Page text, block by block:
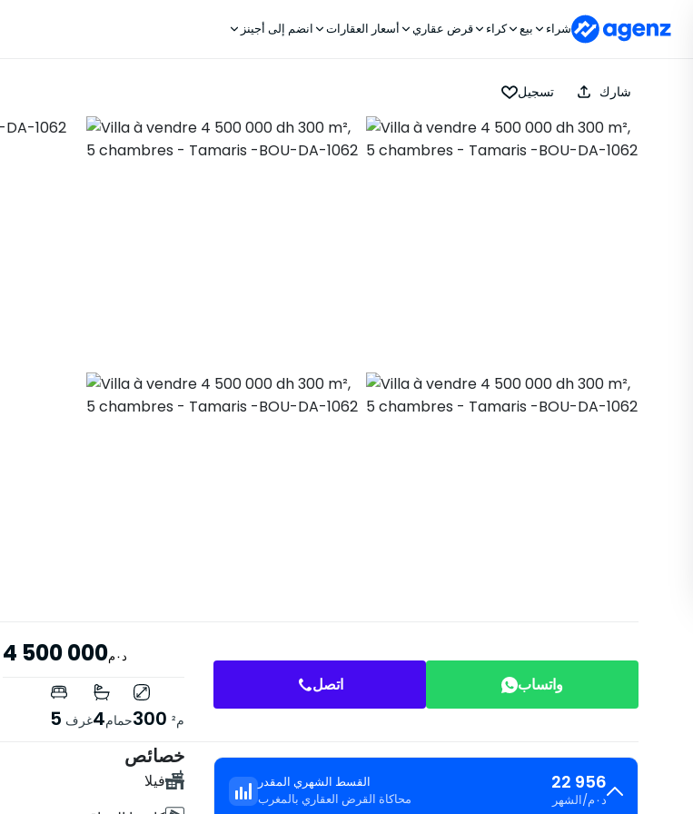
شراء بيع كراء قرض عقاري أسعار العقارات انضم إلى أجينز
تسجيل شارك
4 500 000 د٠م
5 غرف4حمام300 م²
اتصل واتساب
خصائص
فيلا
القسط الشهري المقدر
محاكاة القرض العقاري بالمغرب
22 956
د٠م /الشهر